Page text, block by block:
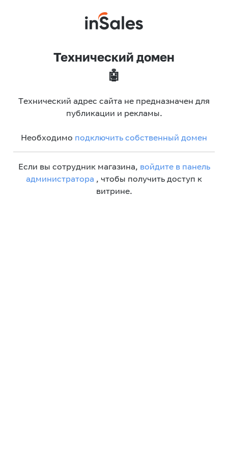
Технический домен
🤖
Технический адрес сайта не предназначен для
публикации и рекламы.
Необходимо подключить собственный домен
Если вы сотрудник магазина, войдите в панель
администратора , чтобы получить доступ к
витрине.